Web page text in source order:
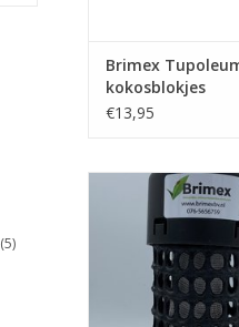
(5)
Brimex
kokosblokjes
€13,95
Brimex Tupoleum
zonder
TOEVOEGEN AAN